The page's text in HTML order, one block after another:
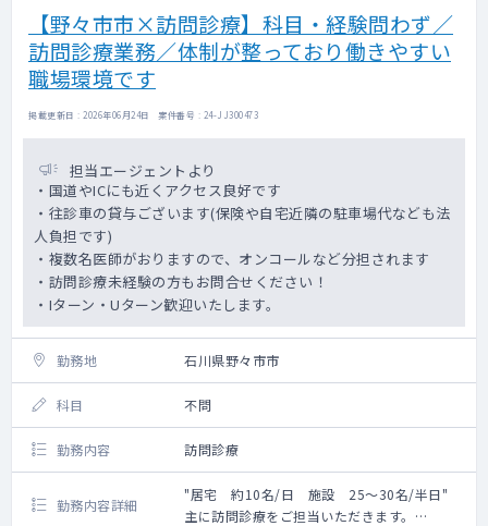
【野々市市×訪問診療】科目・経験問わず／
訪問診療業務／体制が整っており働きやすい
職場環境です
掲載更新日 : 2026年06月24日 案件番号 : 24-JJ300473
担当エージェントより
・国道やICにも近くアクセス良好です
・往診車の貸与ございます(保険や自宅近隣の駐車場代なども法
人負担です)
・複数名医師がおりますので、オンコールなど分担されます
・訪問診療未経験の方もお問合せください！
・Iターン・Uターン歓迎いたします。
勤務地 石川県野々市市
科目 不問
勤務内容 訪問診療
勤務内容詳細
"居宅 約10名/日 施設 25～30名/半日"
主に訪問診療をご担当いただきます。